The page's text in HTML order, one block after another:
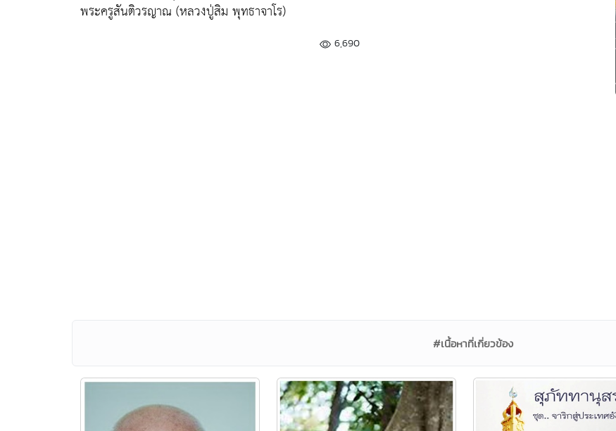
พระครูสันติวรญาณ (หลวงปู่สิม พุทธาจาโร)
6,690
#เนื้อหาที่เกี่ยวข้อง